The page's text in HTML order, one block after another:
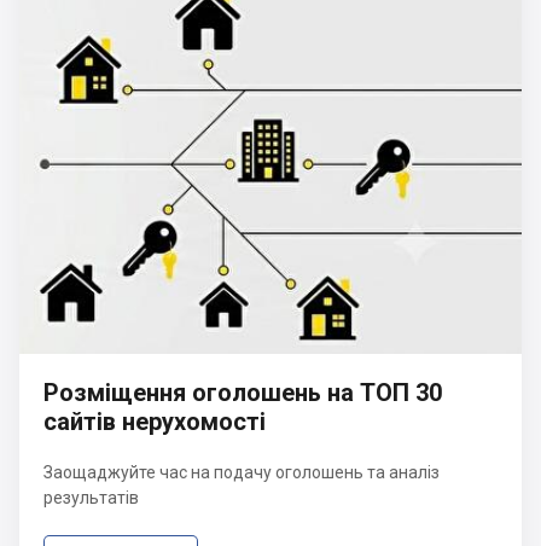
Розміщення оголошень на ТОП 30
сайтів нерухомості
Заощаджуйте час на подачу оголошень та аналіз
результатів